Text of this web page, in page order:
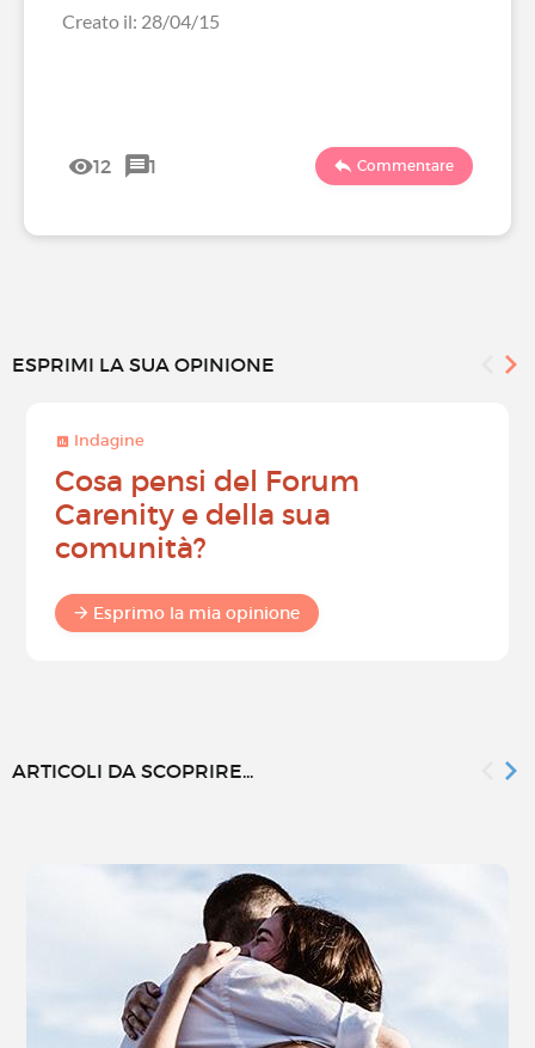
Creato il: 28/04/15
12 1 Commentare
ESPRIMI LA SUA OPINIONE
Indagine
Cosa pensi del Forum
Carenity e della sua
comunità?
Esprimo la mia opinione
ARTICOLI DA SCOPRIRE...